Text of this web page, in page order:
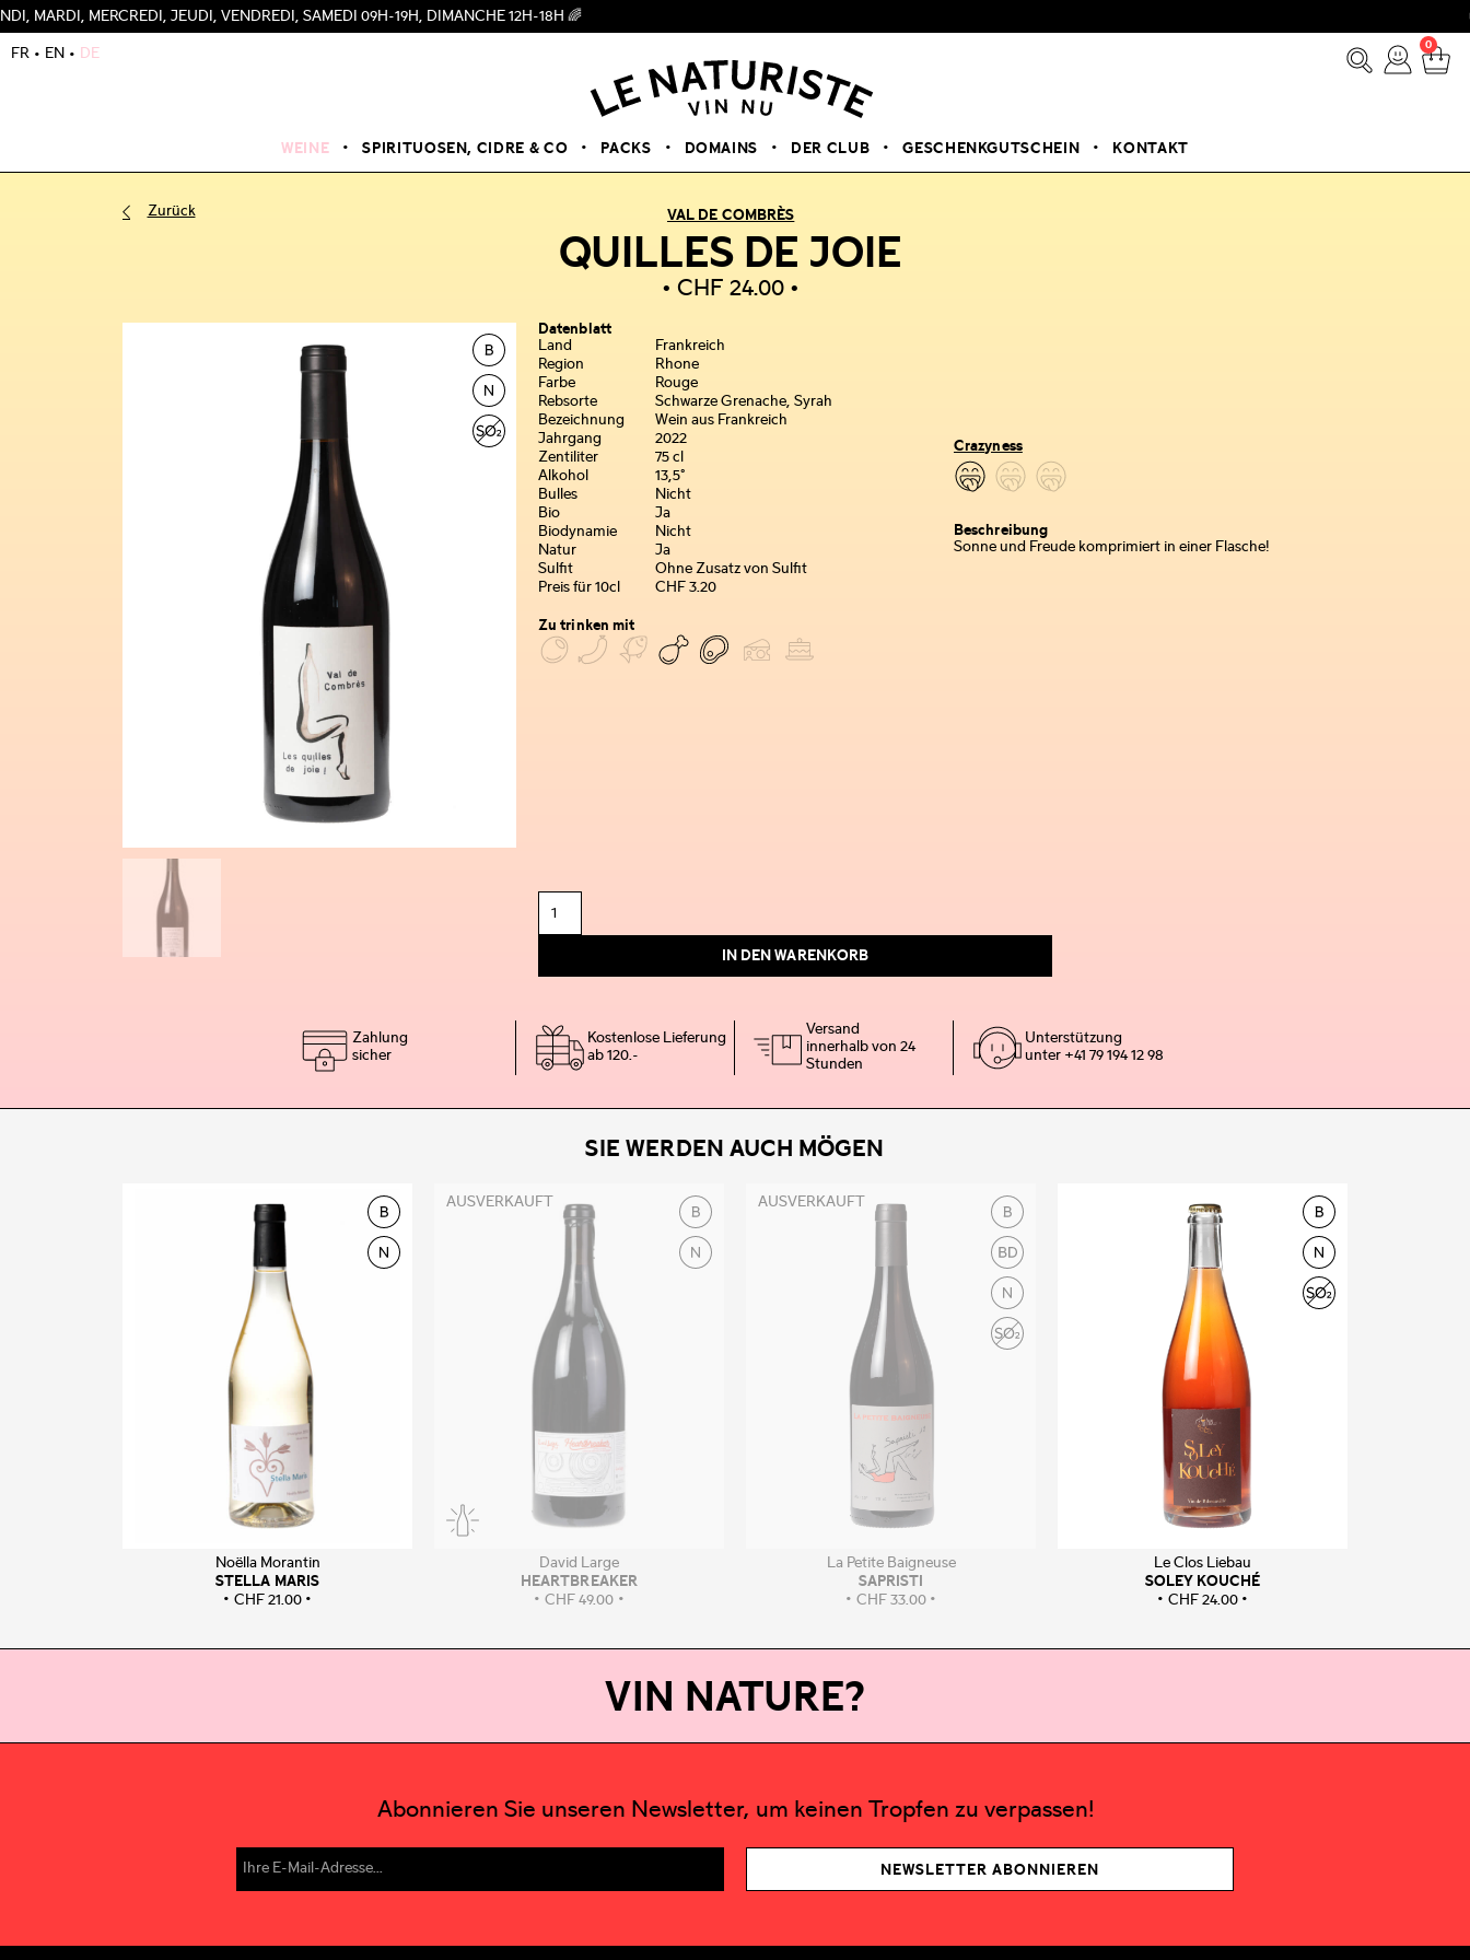
JEUDI, VENDREDI, SAMEDI 09H-19H, DIMANCHE 12H-18H 🌈
🚚 💨
FR
EN DE 0
WEINE SPIRITUOSEN, CIDRE & CO PACKS DOMAINS DER CLUB GESCHENKGUTSCHEIN KONTAKT
Zurück VAL DE COMBRÈS
QUILLES DE JOIE
CHF24.00
Datenblatt
Land
Frankreich
Region
Rhone
Farbe
Rouge
Rebsorte
Schwarze Grenache, Syrah
Bezeichnung
Wein aus Frankreich
Jahrgang
2022
Zentiliter
75 cl
Alkohol
13,5°
Bulles
Nicht
Bio
Ja
Biodynamie
Nicht
Natur
Ja
Sulfit
Ohne Zusatz von Sulfit
Preis für 10cl
CHF 3.20
Zu trinken mit
IN DEN WARENKORB
Crazyness
Beschreibung
Sonne und Freude komprimiert in einer Flasche!
Zahlung
sicher
Kostenlose Lieferung
ab 120.-
Versand
innerhalb von 24
Stunden
Unterstützung
unter +41 79 194 12 98
SIE WERDEN AUCH MÖGEN
Noëlla Morantin
STELLA MARIS
CHF21.00
AUSVERKAUFT
David Large
HEARTBREAKER
CHF49.00
AUSVERKAUFT
La Petite Baigneuse
SAPRISTI
CHF33.00
Le Clos Liebau
SOLEY KOUCHÉ
CHF24.00
VIN NATURE?
Abonnieren Sie unseren Newsletter, um keinen Tropfen zu verpassen!
NEWSLETTER ABONNIEREN